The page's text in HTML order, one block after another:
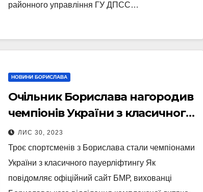
районного управління ГУ ДПСС…
НОВИНИ БОРИСЛАВА
Очільник Борислава нагородив
чемпіонів України з класичного
пауерліфтингу
ЛИС 30, 2023
Троє спортсменів з Борислава стали чемпіонами
України з класичного пауерліфтингу Як
повідомляє офіційний сайт БМР, вихованці